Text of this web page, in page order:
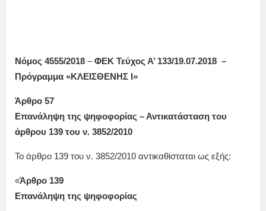
Νόμος 4555/2018 –ΦΕΚ Τεύχος Α’ 133/19.07.2018 –
Πρόγραμμα «ΚΛΕΙΣΘΕΝΗΣ Ι»
Άρθρο 57
Επανάληψη της ψηφοφορίας – Αντικατάσταση του
άρθρου 139 του ν. 3852/2010
Το άρθρο 139 του ν. 3852/2010 αντικαθίσταται ως εξής:
«Άρθρο 139
Επανάληψη της ψηφοφορίας